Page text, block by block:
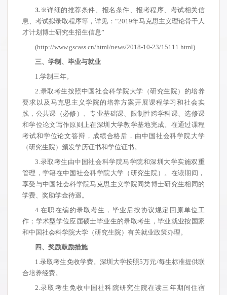
3. ※详细的推荐条件、报名条件、报考程序、考试相关信
息、考试拟录取程序等，详见：“2019年马克思主义理论骨干人
才计划博士研究生招生信息”
(http://www.gscass.cn/html/news/2018-10-23/15111.html)
三、学制、毕业与就业
1.学制三年。
2.录取考生按照中国社会科学院大学（研究生院）的培养
要求以及马克思主义学院的培养方案开展课程学习和社会实
践，公共课（必修）、专业基础课、限制性跨学科课、选修课
和学位论文写作原则上在深圳大学教学基地完成。在通过课程
考试和学位论文答辩，成绩合格后，由中国社会科学院大学
（研究生院）颁发学历证书和学位证书。
3.录取考生由中国社会科学院马学院和深圳大学实施双重
管理，学籍在中国社会科学院大学（研究生院）。在读期间，
享受与中国社会科学院马克思主义学院同类博士研究生相同的
学费、奖助学金待遇。
4.在职在编的录取考生，毕业后按协议规定回原单位工
作；学术型学位应届硕士毕业生的录取考生，毕业就业按国家
和中国社会科学院大学（研究生院）有关就业政策办理。
四、奖励鼓励措施
1.录取考生免收学费。深圳大学按照5万元/每生标准提供联
合培养经费。
2.录取考生免收中国社科院研究生院在读三年期间住宿